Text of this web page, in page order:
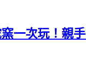
一次玩！親